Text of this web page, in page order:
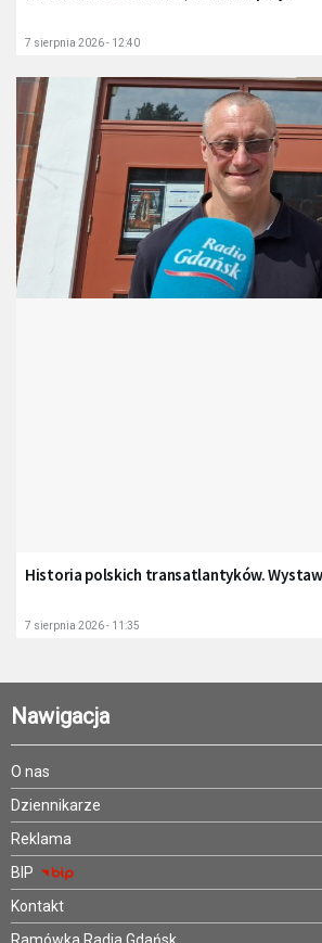
7 sierpnia 2026 - 12:40
Historia polskich transatlantyków.
7 sierpnia 2026 - 11:35
Nawigacja
O nas
Dziennikarze
Reklama
BIP
Kontakt
Ramówka Radia Gdańsk